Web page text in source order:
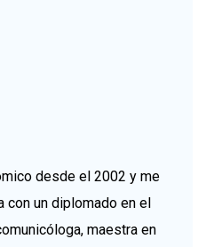
desde el 2002 y me
con un diplomado en el
maestra en